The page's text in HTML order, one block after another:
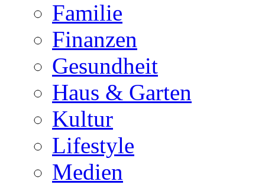
Familie
Finanzen
Gesundheit
Haus & Garten
Kultur
Lifestyle
Medien